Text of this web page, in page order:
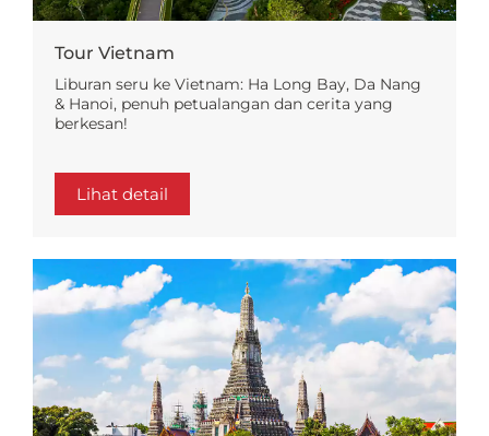
Tour Vietnam
Liburan seru ke Vietnam: Ha Long Bay, Da Nang
& Hanoi, penuh petualangan dan cerita yang
berkesan!
Lihat detail